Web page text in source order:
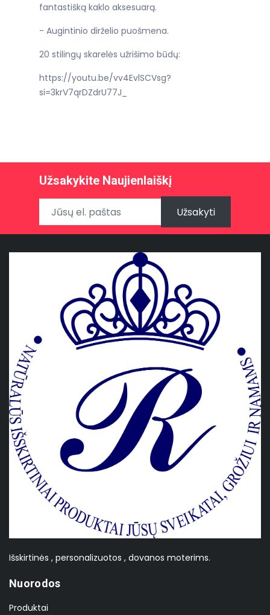
fantastišką kaklo aksesuarą.
- Augintinio dirželio puošmena.
20 stilingų skarelės užrišimo būdų:
https://youtu.be/vv4EvlSCVsg?
si=3krV7qrDZdrU77J_
Užsakykite Naujienlaiškį
Užsakyti
Išskirtinės , personalizuotos , dovanos moterims.
Nuorodos
Produktai